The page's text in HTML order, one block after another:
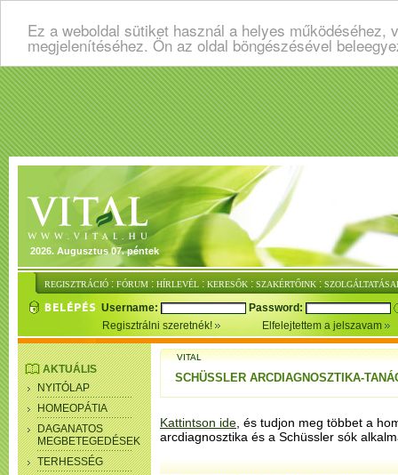
Ez a weboldal sütiket használ a helyes
megjelenítéséhez. Ön az oldal böngészésével
2026. Augusztus 07. péntek
REGISZTRÁCIÓ : FÓRUM : HÍRLEVÉL : KERESŐK : SZAKÉRTŐINK :
Username:
Password:
Regisztrálni szeretnék!
Elfelejtettem a jelszavam
AKTUÁLIS
NYITÓLAP
HOMEOPÁTIA
DAGANATOS
MEGBETEGEDÉSEK
TERHESSÉG
VITAL
SCHÜSSLER ARCDIAGNOSZTIKA-
Kattintson ide , és tudjon meg többet a
arcdiagnosztika és a Schüssler sók